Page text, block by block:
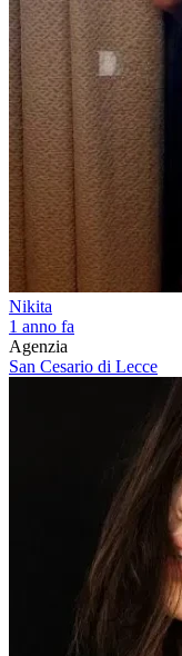
Nikita
1 anno fa
Agenzia
San Cesario di Lecce